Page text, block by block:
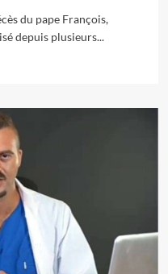
du pape François,
depuis plusieurs...